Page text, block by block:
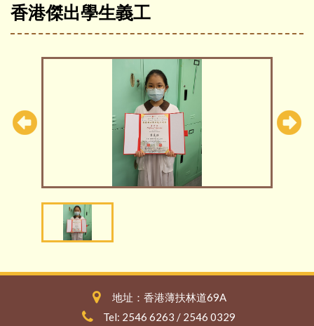
香港傑出學生義工
地址：香港薄扶林道69A
Tel: 2546 6263 / 2546 0329